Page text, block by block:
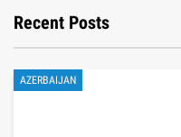
Recent Posts
AZERBAIJAN